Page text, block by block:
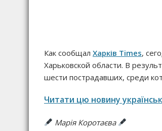
Как сообщал Харків Times,
Харьковской области. В
шести пострадавших, среди
Читати цю новину
Марія Коротаєва